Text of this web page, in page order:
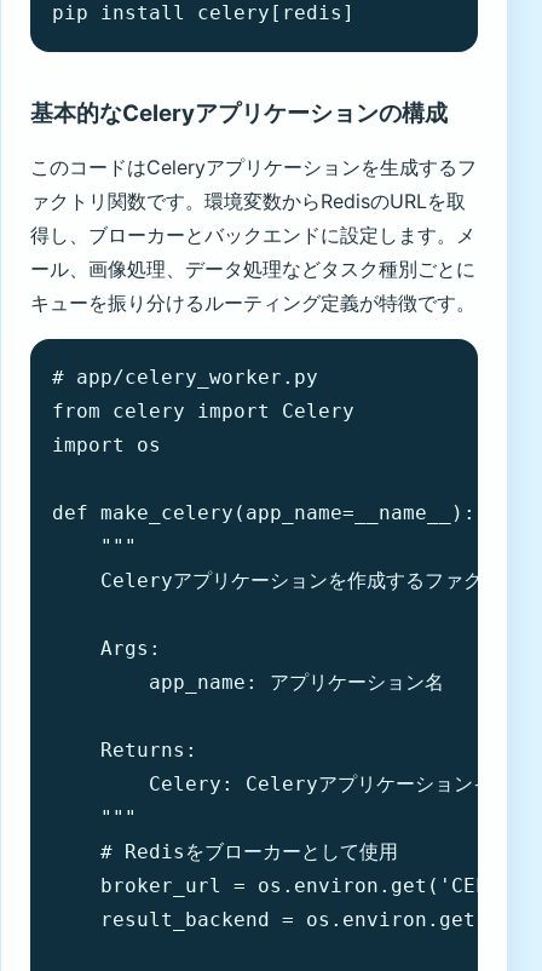
pip install celery[redis]
基本的なCeleryアプリケーションの構成
このコードはCeleryアプリケーションを生成するフ
ァクトリ関数です。環境変数からRedisのURLを取
得し、ブローカーとバックエンドに設定します。メ
ール、画像処理、データ処理などタスク種別ごとに
キューを振り分けるルーティング定義が特徴です。
# app/celery_worker.py
from celery import Celery
import os
def make_celery(app_name=__name__):
    """
Celeryアプリケーションを作成するファクトリ
    Args:
        app_name: アプリケーション名
    Returns:
Celery: Celeryアプリケーションインス
    """
    # Redisをブローカーとして使用
broker_url =
result_backend =